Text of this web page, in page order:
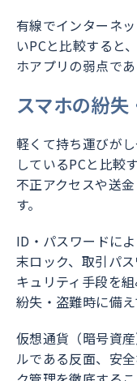
有線でインターネ
いPCと比較すると
ホアプリの弱点で
スマホの紛
軽くて持ち運びが
しているPCと比較
不正アクセスや送
す。
ID・パスワードに
末ロック、取引パ
キュリティ手段を
紛失・盗難時に備え
仮想通貨（暗号資
ルである反面、安